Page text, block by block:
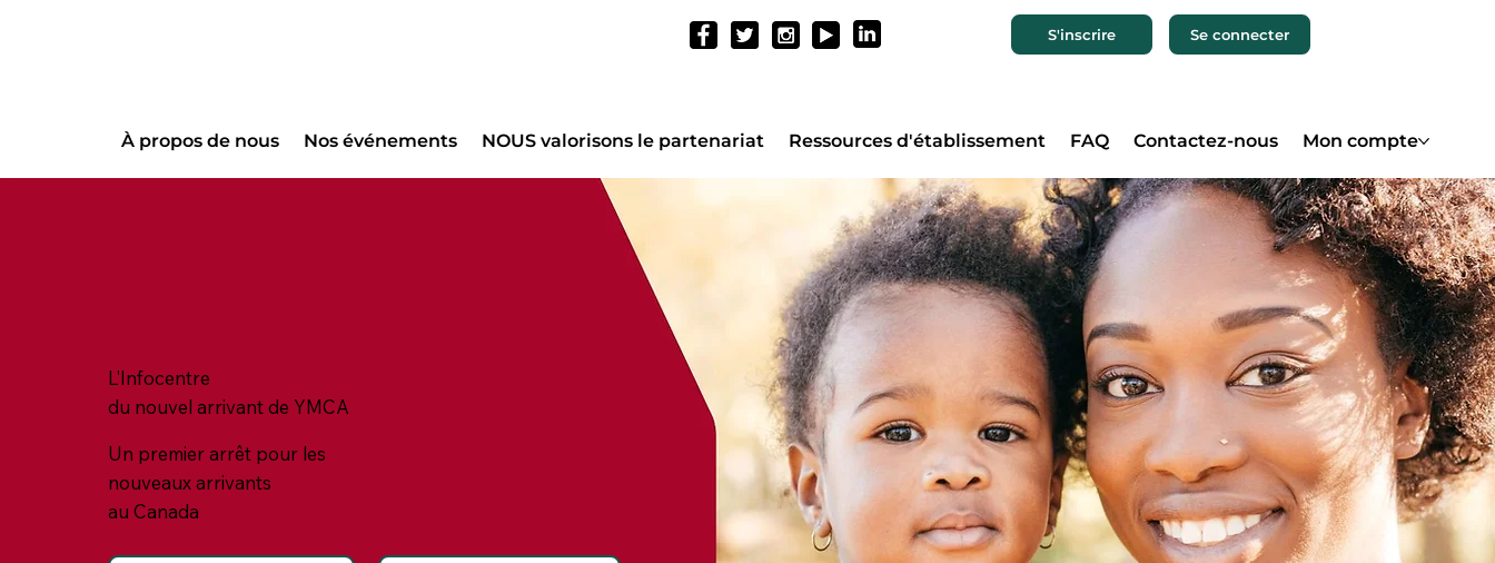
S'inscrire Se connecter
À propos de nous Nos événements NOUS valorisons le partenariat Ressources d'établissement FAQ Contactez-nous Mon compte
L'Infocentre
du nouvel arrivant de YMCA
Un premier arrêt pour les
nouveaux arrivants
au Canada